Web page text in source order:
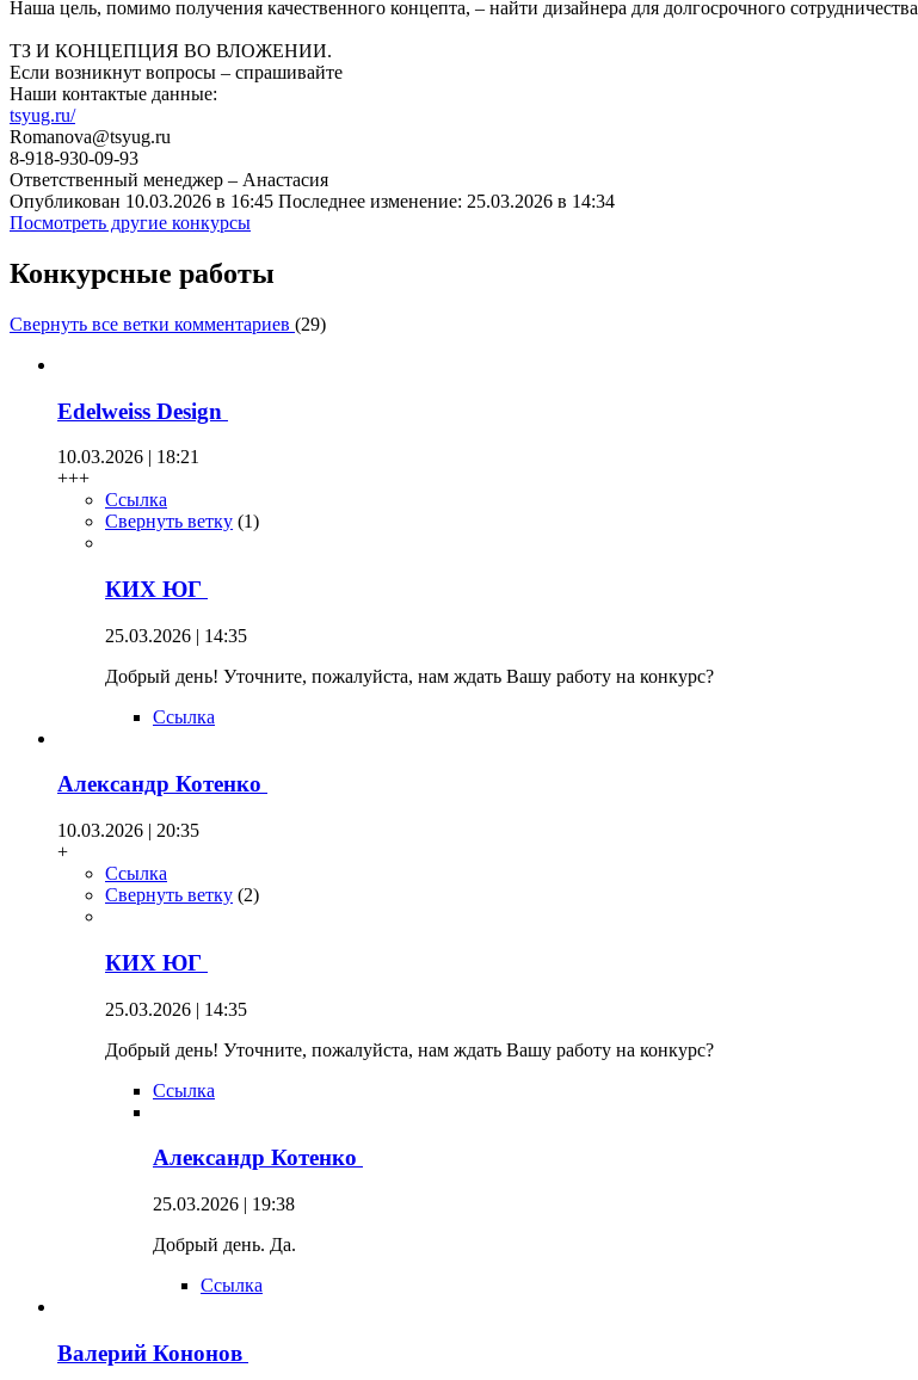
Наша цель, помимо получения качественного концепта, – найти дизайнера для долгосрочного сотрудничества
ТЗ И КОНЦЕПЦИЯ ВО ВЛОЖЕНИИ.
Если возникнут вопросы – спрашивайте
Наши контактые данные:
tsyug.ru/
Romanova@tsyug.ru
8-918-930-09-93
Ответственный менеджер – Анастасия
Опубликован 10.03.2026 в 16:45 Последнее изменение: 25.03.2026 в 14:34
Посмотреть другие конкурсы
Конкурсные работы
Свернуть все ветки комментариев (29)
Edelweiss Design
10.03.2026 | 18:21
+++
Ссылка
Свернуть ветку (1)
КИХ ЮГ
25.03.2026 | 14:35
Добрый день! Уточните, пожалуйста, нам ждать Вашу работу на конкурс?
Ссылка
Александр Котенко
10.03.2026 | 20:35
+
Ссылка
Свернуть ветку (2)
КИХ ЮГ
25.03.2026 | 14:35
Добрый день! Уточните, пожалуйста, нам ждать Вашу работу на конкурс?
Ссылка
Александр Котенко
25.03.2026 | 19:38
Добрый день. Да.
Ссылка
Валерий Кононов